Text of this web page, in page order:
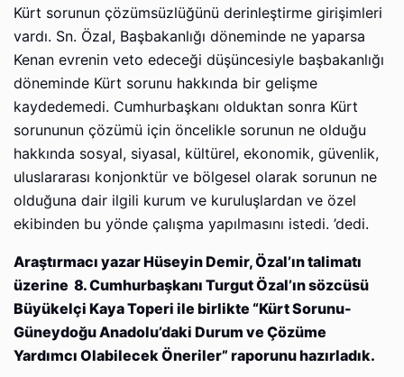
Kürt sorunun çözümsüzlüğünü derinleştirme girişimleri
vardı. Sn. Özal, Başbakanlığı döneminde ne yaparsa
Kenan evrenin veto edeceği düşüncesiyle başbakanlığı
döneminde Kürt sorunu hakkında bir gelişme
kaydedemedi. Cumhurbaşkanı olduktan sonra Kürt
sorununun çözümü için öncelikle sorunun ne olduğu
hakkında sosyal, siyasal, kültürel, ekonomik, güvenlik,
uluslararası konjonktür ve bölgesel olarak sorunun ne
olduğuna dair ilgili kurum ve kuruluşlardan ve özel
ekibinden bu yönde çalışma yapılmasını istedi. ’dedi.
Araştırmacı yazar Hüseyin Demir, Özal’ın talimatı
üzerine 8. Cumhurbaşkanı Turgut Özal’ın sözcüsü
Büyükelçi Kaya Toperi ile birlikte “Kürt Sorunu-
Güneydoğu Anadolu’daki Durum ve Çözüme
Yardımcı Olabilecek Öneriler” raporunu hazırladık.